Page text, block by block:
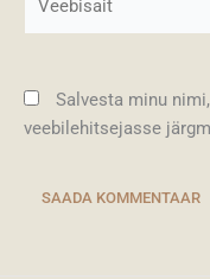
Salvesta minu
veebilehitsejasse